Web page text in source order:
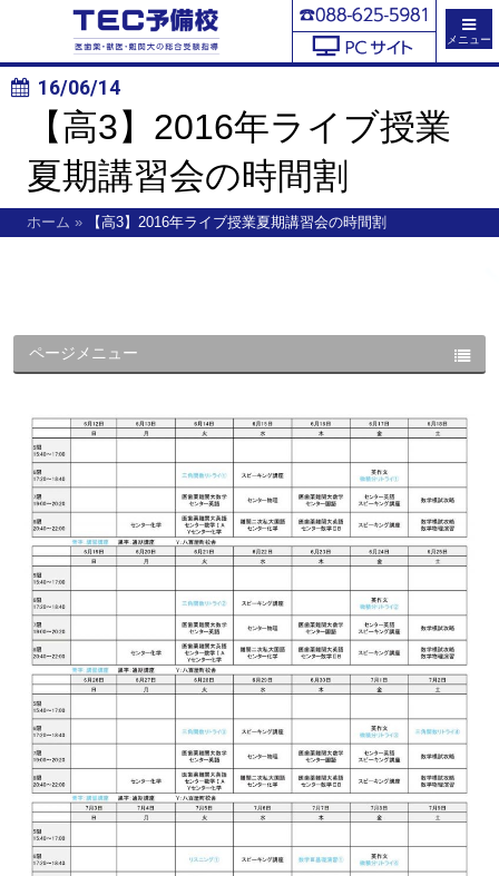
メニュー
16/06/14
【高3】2016年ライブ授業
夏期講習会の時間割
ホーム » 【高3】2016年ライブ授業夏期講習会の時間割
ページメニュー